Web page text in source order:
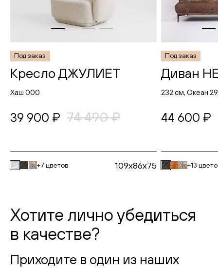
Кресло ДЖУЛИЕТ
Под заказ
Хаш 000
39 900 ₽ 74 490 ₽
+7 цветов 109x86x75
Диван
Под заказ
232 см, Океан
44 600 ₽
+13
Хотите лично убедиться
в качестве?
Приходите в один из наших